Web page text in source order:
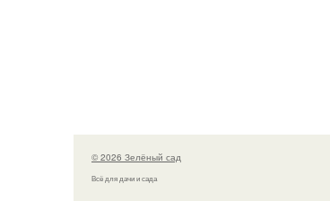
© 2026 Зелёный сад
Всё для дачи и сада